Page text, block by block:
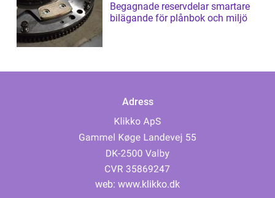
Begagnade reservdelar smartare
bilägande för plånbok och miljö
Adress
web: www.klikko.dk